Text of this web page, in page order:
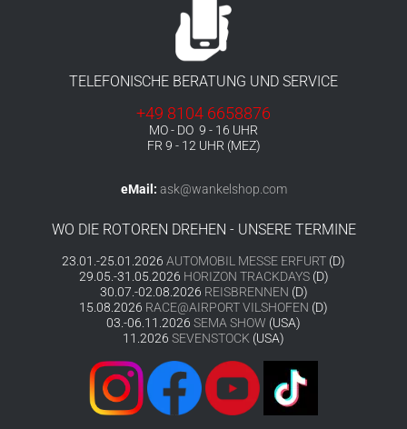
TELEFONISCHE BERATUNG UND SERVICE
+49 8104 6658876
MO - DO 9 - 16 UHR
FR 9 - 12 UHR (MEZ)
eMail: ask@wankelshop.com
WO DIE ROTOREN DREHEN - UNSERE TERMINE
23.01.-25.01.2026 AUTOMOBIL MESSE ERFURT (D)
29.05.-31.05.2026 HORIZON TRACKDAYS(D)
30.07.-02.08.2026 REISBRENNEN (D)
15.08.2026 RACE@AIRPORT VILSHOFEN (D)
03.-06.11.2026 SEMA SHOW (USA)
11.2026 SEVENSTOCK (USA)